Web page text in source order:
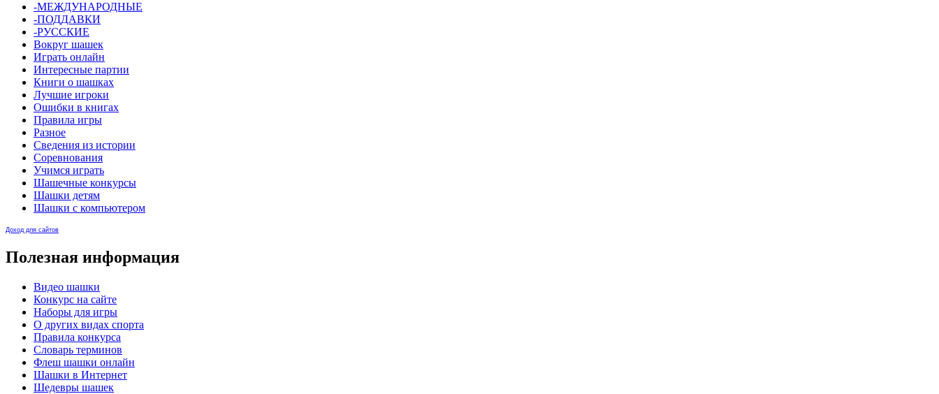
-МЕЖДУНАРОДНЫЕ
-ПОДДАВКИ
-РУССКИЕ
Вокруг шашек
Играть онлайн
Интересные партии
Книги о шашках
Лучшие игроки
Ошибки в книгах
Правила игры
Разное
Сведения из истории
Соревнования
Учимся играть
Шашечные конкурсы
Шашки детям
Шашки с компьютером
Доход для сайтов
Полезная информация
Видео шашки
Конкурс на сайте
Наборы для игры
О других видах спорта
Правила конкурса
Словарь терминов
Флеш шашки онлайн
Шашки в Интернет
Шедевры шашек